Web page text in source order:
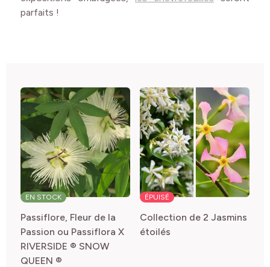
parfaits !
EN STOCK
Passiflore, Fleur de la
Passion ou Passiflora X
RIVERSIDE ® SNOW
QUEEN ®
ÉPUISÉ
Collection de 2 Jasmins
étoilés